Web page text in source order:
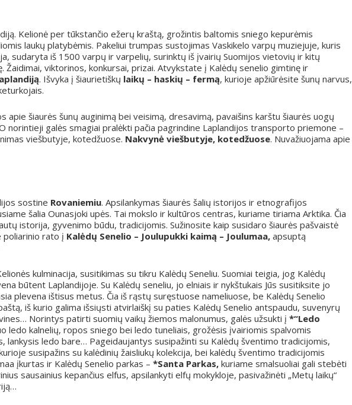
Kelionė per tūkstančio ežerų kraštą, grožintis baltomis sniego kepurėmis
laukų platybėmis. Pakeliui trumpas sustojimas Vaskikelo varpų muziejuje, kuris
sudaryta iš 1500 varpų ir varpelių, surinktų iš įvairių Suomijos vietovių ir kitų
Žaidimai, viktorinos, konkursai, prizai. Atvykstate į Kalėdų senelio gimtinę ir
. Išvyka į šiaurietiškų laikų – haskių – fermą, kurioje apžiūrėsite šunų narvus,
apie šiaurės šunų auginimą bei veisimą, dresavimą, pavaišins karštu šiaurės uogų
norintieji galės smagiai pralėkti pačia pagrindine Laplandijos transporto priemone –
viešbutyje, kotedžuose. Nakvynė viešbutyje, kotedžuose. Nuvažiuojama apie
sostine Rovaniemiu. Apsilankymas šiaurės šalių istorijos ir etnografijos
šalia Ounasjoki upės. Tai mokslo ir kultūros centras, kuriame tiriama Arktika. Čia
istorija, gyvenimo būdu, tradicijomis. Sužinosite kaip susidaro šiaurės pašvaistė
poliarinio rato į Kalėdų Senelio – Joulupukki kaimą – Joulumaa, apsuptą
kulminacija, susitikimas su tikru Kalėdų Seneliu. Suomiai teigia, jog Kalėdų
būtent Laplandijoje. Su Kalėdų seneliu, jo elniais ir nykštukais Jūs susitiksite jo
plevena ištisus metus. Čia iš rąstų suręstuose nameliuose, be Kalėdų Senelio
iš kurio galima išsiųsti atvirlaiškį su paties Kalėdų Senelio antspaudu, suvenyrų
Norintys patirti suomių vaikų žiemos malonumus, galės užsukti į *“Ledo
ledo kalnelių, ropos sniego bei ledo tuneliais, grožėsis įvairiomis spalvomis
lankysis ledo bare… Pageidaujantys susipažinti su Kalėdų šventimo tradicijomis,
susipažins su kalėdinių žaisliukų kolekcija, bei kalėdų šventimo tradicijomis
įkurtas ir Kalėdų Senelio parkas – *Santa Parkas, kuriame smalsuoliai gali stebėti
sausainius kepančius elfus, apsilankyti elfų mokykloje, pasivažinėti „Metų laikų“